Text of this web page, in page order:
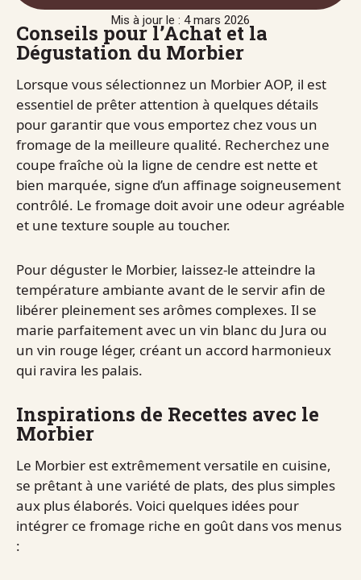
Mis à jour le : 4 mars 2026
Conseils pour l’Achat et la
Dégustation du Morbier
Lorsque vous sélectionnez un Morbier AOP, il est
essentiel de prêter attention à quelques détails
pour garantir que vous emportez chez vous un
fromage de la meilleure qualité. Recherchez une
coupe fraîche où la ligne de cendre est nette et
bien marquée, signe d’un affinage soigneusement
contrôlé. Le fromage doit avoir une odeur agréable
et une texture souple au toucher.
Pour déguster le Morbier, laissez-le atteindre la
température ambiante avant de le servir afin de
libérer pleinement ses arômes complexes. Il se
marie parfaitement avec un vin blanc du Jura ou
un vin rouge léger, créant un accord harmonieux
qui ravira les palais.
Inspirations de Recettes avec le
Morbier
Le Morbier est extrêmement versatile en cuisine,
se prêtant à une variété de plats, des plus simples
aux plus élaborés. Voici quelques idées pour
intégrer ce fromage riche en goût dans vos menus
: